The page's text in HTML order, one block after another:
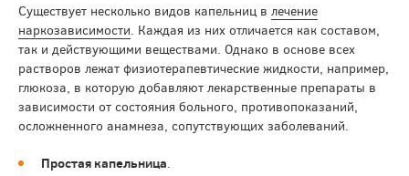
Существует несколько видов капельниц в лечение
наркозависимости . Каждая из них отличается как составом,
так и действующими веществами. Однако в основе всех
растворов лежат физиотерапевтические жидкости, например,
глюкоза, в которую добавляют лекарственные препараты в
зависимости от состояния больного, противопоказаний,
осложненного анамнеза, сопутствующих заболеваний.
Простая капельница